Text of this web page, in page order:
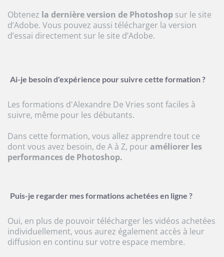
Obtenez la dernière version de Photoshop sur le site
d’Adobe. Vous pouvez aussi télécharger la version
d’essai directement sur le site d’Adobe.
Ai-je besoin d'expérience pour suivre cette formation ?
Les formations d'Alexandre De Vries sont faciles à
suivre, même pour les débutants.
Dans cette formation, vous allez apprendre tout ce
dont vous avez besoin, de A à Z, pour améliorer les
performances de Photoshop.
Puis-je regarder mes formations achetées en ligne ?
Oui, en plus de pouvoir télécharger les vidéos achetées
individuellement, vous aurez également accès à leur
diffusion en continu sur votre espace membre.